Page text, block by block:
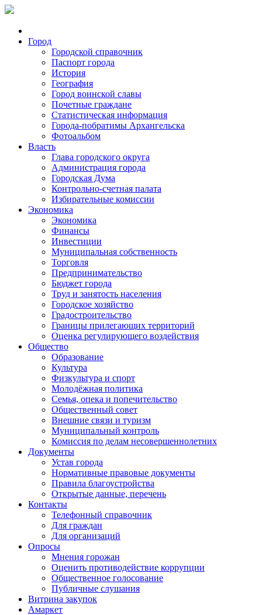
Город
Городской справочник
Паспорт города
История
География
Город воинской славы
Почетные граждане
Статистическая информация
Города-побратимы Архангельска
Фотоальбом
Власть
Глава городского округа
Администрация города
Городская Дума
Контрольно-счетная палата
Избирательные комиссии
Экономика
Экономика
Финансы
Инвестиции
Муниципальная собственность
Торговля
Предпринимательство
Бюджет города
Труд и занятость населения
Городское хозяйство
Градостроительство
Границы прилегающих территорий
Оценка регулирующего воздействия
Общество
Образование
Культура
Физкультура и спорт
Молодёжная политика
Семья, опека и попечительство
Общественный совет
Внешние связи и туризм
Муниципальный контроль
Комиссия по делам несовершеннолетних
Документы
Устав города
Нормативные правовые документы
Правила благоустройства
Открытые данные, перечень
Контакты
Телефонный справочник
Для граждан
Для организаций
Опросы
Мнения горожан
Оценить противодействие коррупции
Общественное голосование
Публичные слушания
Витрина закупок
Амаркет